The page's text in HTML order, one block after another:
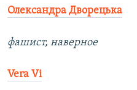
Олександра Дворецька
фашист, наверное
Vera Vi